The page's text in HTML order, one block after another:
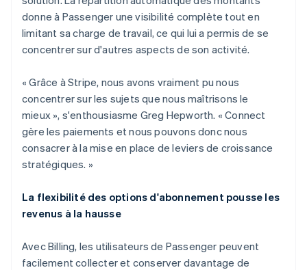
donne à Passenger une visibilité complète tout en
limitant sa charge de travail, ce qui lui a permis de se
concentrer sur d'autres aspects de son activité.
« Grâce à Stripe, nous avons vraiment pu nous
concentrer sur les sujets que nous maîtrisons le
mieux », s'enthousiasme Greg Hepworth. « Connect
gère les paiements et nous pouvons donc nous
consacrer à la mise en place de leviers de croissance
stratégiques. »
La flexibilité des options d'abonnement pousse les
revenus à la hausse
Avec Billing, les utilisateurs de Passenger peuvent
facilement collecter et conserver davantage de